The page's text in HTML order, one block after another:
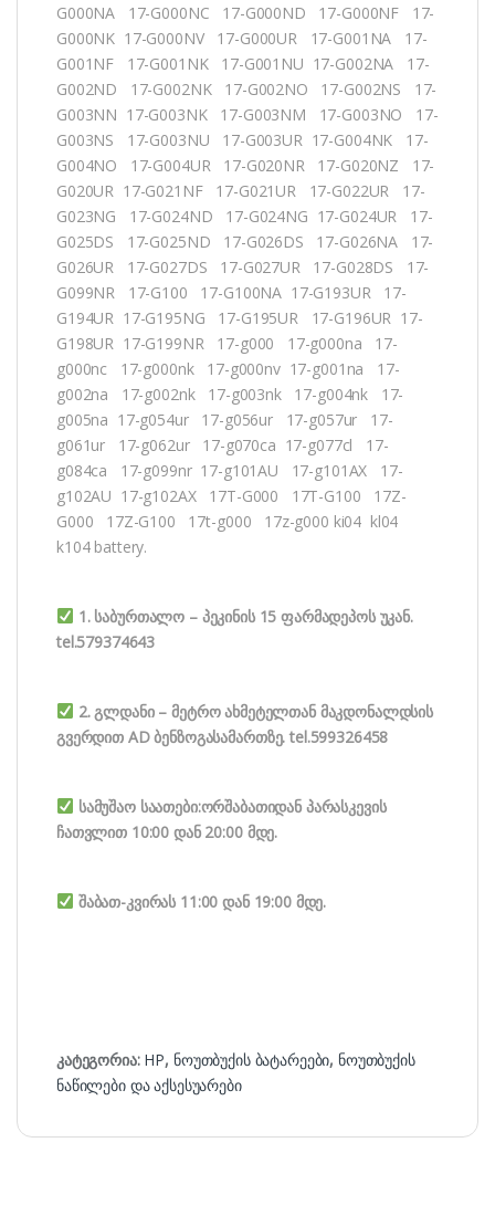
G000NA 17-G000NC 17-G000ND 17-G000NF 17-
G000NK 17-G000NV 17-G000UR 17-G001NA 17-
G001NF 17-G001NK 17-G001NU 17-G002NA 17-
G002ND 17-G002NK 17-G002NO 17-G002NS 17-
G003NN 17-G003NK 17-G003NM 17-G003NO 17-
G003NS 17-G003NU 17-G003UR 17-G004NK 17-
G004NO 17-G004UR 17-G020NR 17-G020NZ 17-
G020UR 17-G021NF 17-G021UR 17-G022UR 17-
G023NG 17-G024ND 17-G024NG 17-G024UR 17-
G025DS 17-G025ND 17-G026DS 17-G026NA 17-
G026UR 17-G027DS 17-G027UR 17-G028DS 17-
G099NR 17-G100 17-G100NA 17-G193UR 17-
G194UR 17-G195NG 17-G195UR 17-G196UR 17-
G198UR 17-G199NR 17-g000 17-g000na 17-
g000nc 17-g000nk 17-g000nv 17-g001na 17-
g002na 17-g002nk 17-g003nk 17-g004nk 17-
g005na 17-g054ur 17-g056ur 17-g057ur 17-
g061ur 17-g062ur 17-g070ca 17-g077cl 17-
g084ca 17-g099nr 17-g101AU 17-g101AX 17-
g102AU 17-g102AX 17T-G000 17T-G100 17Z-
G000 17Z-G100 17t-g000 17z-g000 ki04 kl04
k104 battery.
1. საბურთალო – პეკინის 15 ფარმადეპოს უკან.
tel.579374643
2. გლდანი – მეტრო ახმეტელთან მაკდონალდსის
გვერდით AD ბენზოგასამართზე. tel.599326458
სამუშაო საათები:ორშაბათიდან პარასკევის
ჩათვლით 10:00 დან 20:00 მდე.
შაბათ-კვირას 11:00 დან 19:00 მდე.
კატეგორია: HP, ნოუთბუქის ბატარეები, ნოუთბუქის
ნაწილები და აქსესუარები